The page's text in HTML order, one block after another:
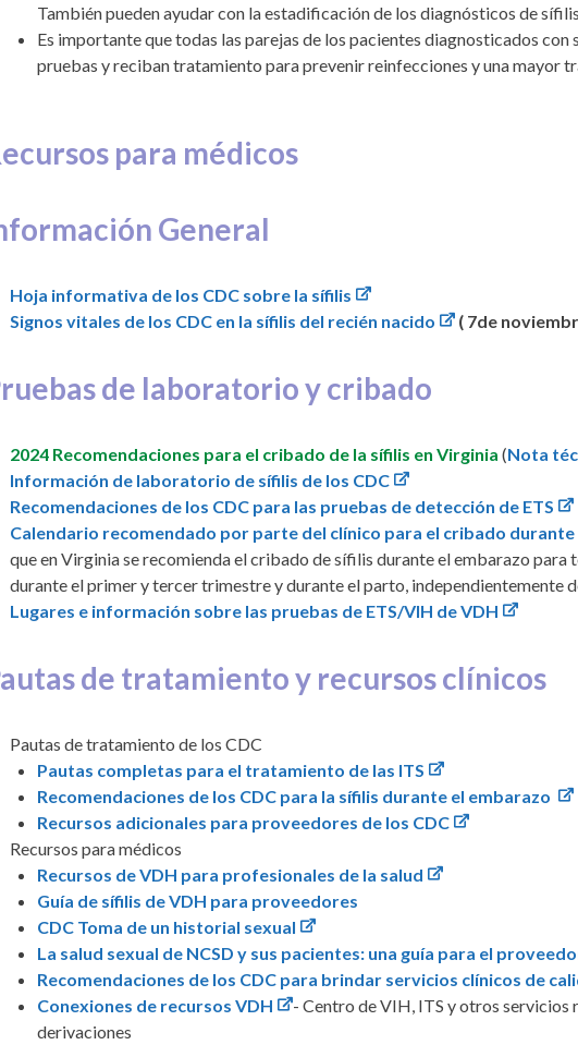
También pueden ayudar con la estadificación de los diagnósticos de sífilis.
Es importante que todas las parejas de los pacientes diagnosticados con
pruebas y reciban tratamiento para prevenir reinfecciones y una mayor
para médicos
General
Hoja informativa de los CDC sobre la sífilis
Signos vitales de los CDC en la sífilis del recién nacido
( 7de
de laboratorio y cribado
2024 Recomendaciones para el cribado de la sífilis en Virginia (Nota
Información de laboratorio de sífilis de los CDC
Recomendaciones de los CDC para las pruebas de detección de ETS
Calendario recomendado por parte del clínico para el cribado durante
que en Virginia se recomienda el cribado de sífilis durante el embarazo para
durante el primer y tercer trimestre y durante el parto, independientemente
Lugares e información sobre las pruebas de ETS/VIH de VDH
de tratamiento y recursos clínicos
Pautas de tratamiento de los CDC
Pautas completas para el tratamiento de las ITS
Recomendaciones de los CDC para la sífilis durante el embarazo
Recursos adicionales para proveedores de los CDC
Recursos para médicos
Recursos de VDH para profesionales de la salud
Guía de sífilis de VDH para proveedores
CDC Toma de un historial sexual
La salud sexual de NCSD y sus pacientes: una guía para el
Recomendaciones de los CDC para brindar servicios clínicos de
Conexiones de recursos VDH
- Centro de VIH, ITS y otros servicios
derivaciones